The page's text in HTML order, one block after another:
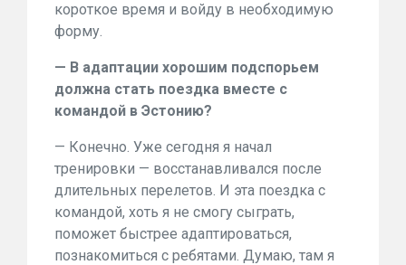
короткое время и войду в необходимую
форму.
— В адаптации хорошим подспорьем
должна стать поездка вместе с
командой в Эстонию?
— Конечно. Уже сегодня я начал
тренировки — восстанавливался после
длительных перелетов. И эта поездка с
командой, хоть я не смогу сыграть,
поможет быстрее адаптироваться,
познакомиться с ребятами. Думаю, там я